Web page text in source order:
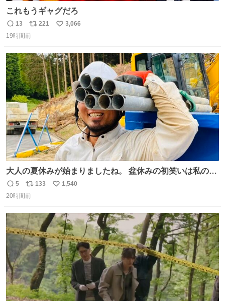
これもうギャグだろ
返
信
13
リ
ポ
ト
数
221
い
数
3,066
19時間前
大人の夏休みが始まりましたね。 盆休みの初笑いは私の現
場コスプレ マスターイーでお願いします！！
返
信
5
リ
ポ
ト
数
133
い
数
1,540
20時間前